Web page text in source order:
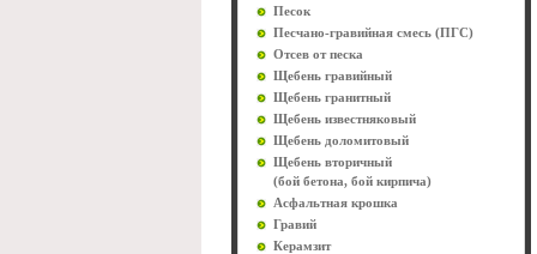
Песок
Песчано-гравийная смесь (ПГС)
Отсев от песка
Щебень гравийный
Щебень гранитный
Щебень известняковый
Щебень доломитовый
Щебень вторичный
(бой бетона, бой кирпича)
Асфальтная крошка
Гравий
Керамзит